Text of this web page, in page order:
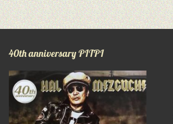
40th anniversary PITPI